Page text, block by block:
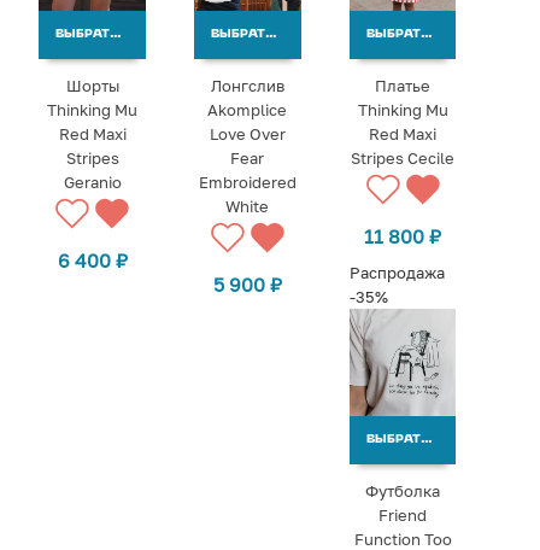
ВЫБРАТЬ ВАРИАНТЫ
Шорты
Thinking Mu
Red Maxi
Stripes
Geranio
6 400 ₽
ВЫБРАТЬ ВАРИАНТЫ
Лонгслив
Akomplice
Love Over
Fear
Embroidered
White
5 900 ₽
ВЫБРАТЬ ВАРИАНТЫ
Платье
Thinking Mu
Red Maxi
Stripes Cecile
11 800₽
Распродажа
-35%
ВЫБРАТЬ ВАРИАНТЫ
Футболка
Friend
Function Too